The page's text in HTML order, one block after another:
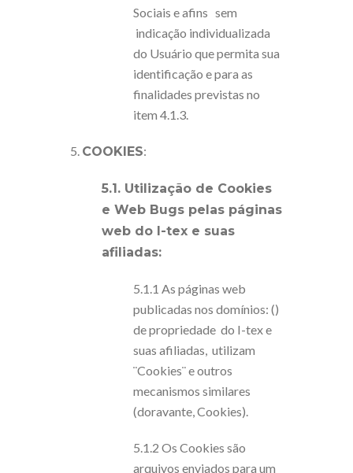
Sociais e afins sem
indicação individualizada
do Usuário que permita sua
identificação e para as
finalidades previstas no
item 4.1.3.
5. COOKIES:
5.1. Utilização de Cookies
e Web Bugs pelas páginas
web do I-tex e suas
afiliadas:
5.1.1 As páginas web
publicadas nos domínios: ()
de propriedade do I-tex e
suas afiliadas, utilizam
¨Cookies¨ e outros
mecanismos similares
(doravante, Cookies).
5.1.2 Os Cookies são
arquivos enviados para um